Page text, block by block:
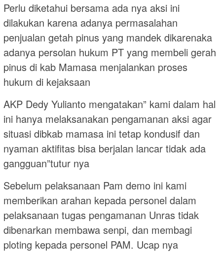
Perlu diketahui bersama ada nya aksi ini
dilakukan karena adanya permasalahan
penjualan getah pinus yang mandek dikarenaka
adanya persolan hukum PT yang membeli gerah
pinus di kab Mamasa menjalankan proses
hukum di kejaksaan
AKP Dedy Yulianto mengatakan” kami dalam hal
ini hanya melaksanakan pengamanan aksi agar
situasi dibkab mamasa ini tetap kondusif dan
nyaman aktifitas bisa berjalan lancar tidak ada
gangguan”tutur nya
Sebelum pelaksanaan Pam demo ini kami
memberikan arahan kepada personel dalam
pelaksanaan tugas pengamanan Unras tidak
dibenarkan membawa senpi, dan membagi
ploting kepada personel PAM. Ucap nya